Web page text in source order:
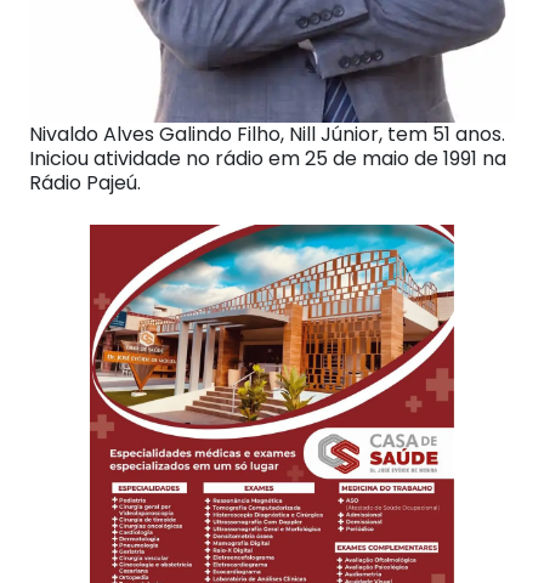
Nivaldo Alves Galindo Filho, Nill Júnior, tem 51 anos.
Iniciou atividade no rádio em 25 de maio de 1991 na
Rádio Pajeú.